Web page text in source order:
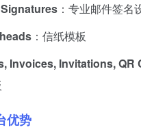
：专业邮件签名
：信纸模板
Invoices, Invitations, QR
优势